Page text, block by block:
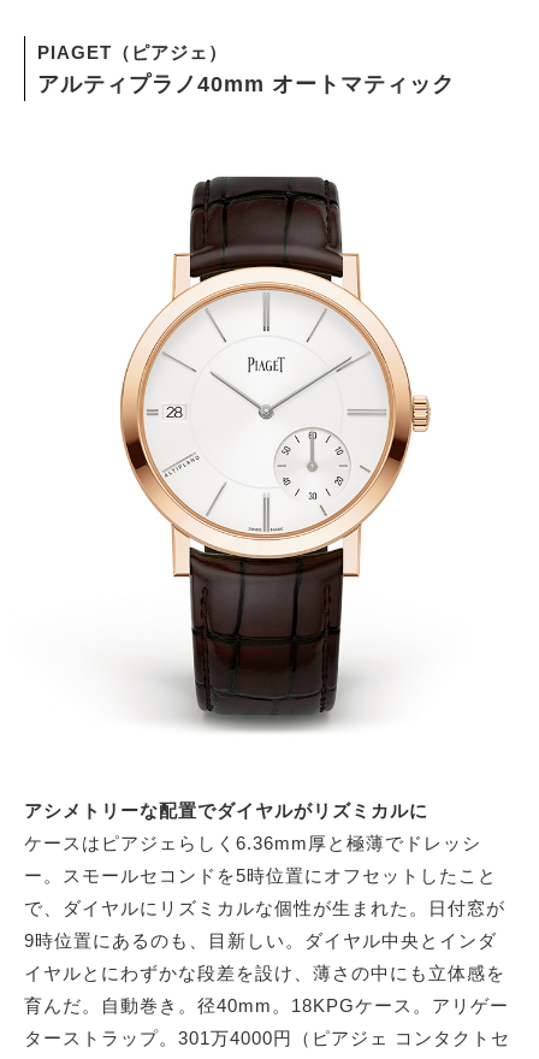
PIAGET（ピアジェ）
アルティプラノ40mm オートマティック
アシメトリーな配置でダイヤルがリズミカルに
ケースはピアジェらしく6.36mm厚と極薄でドレッシ
ー。スモールセコンドを5時位置にオフセットしたこと
で、ダイヤルにリズミカルな個性が生まれた。日付窓が
9時位置にあるのも、目新しい。ダイヤル中央とインダ
イヤルとにわずかな段差を設け、薄さの中にも立体感を
育んだ。自動巻き。径40mm。18KPGケース。アリゲー
ターストラップ。301万4000円（ピアジェ コンタクトセ